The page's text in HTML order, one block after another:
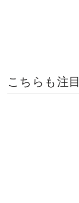
こちらも注目